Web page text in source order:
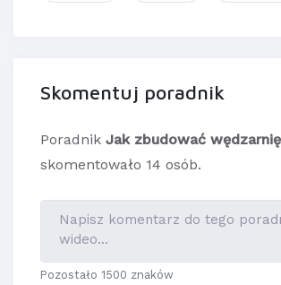
Skomentuj poradnik
Poradnik Jak zbudować wędzarnię
skomentowało 14 osób.
Pozostało 1500 znaków